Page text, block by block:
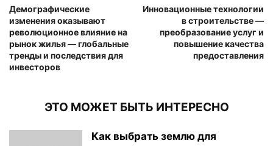
Демографические
изменения оказывают
революционное влияние на
рынок жилья — глобальные
тренды и последствия для
инвесторов
Инновационные технологии
в строительстве —
преобразование услуг и
повышение качества
предоставления
ЭТО МОЖЕТ БЫТЬ ИНТЕРЕСНО
Как выбрать землю для